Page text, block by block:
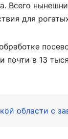
Всего
для
почти в 13
области с